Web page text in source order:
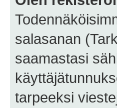
salasanan
saamastasi
tarpeeksi